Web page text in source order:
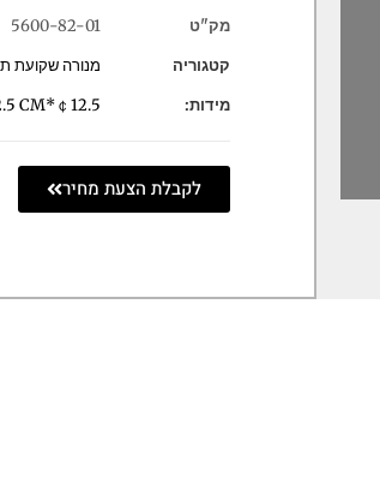
מק"ט
5600-82-01
קטגוריה
מנורה שקועת
מידות:
￠12.5*11H/12.5 CM
לקבלת הצעת מחיר